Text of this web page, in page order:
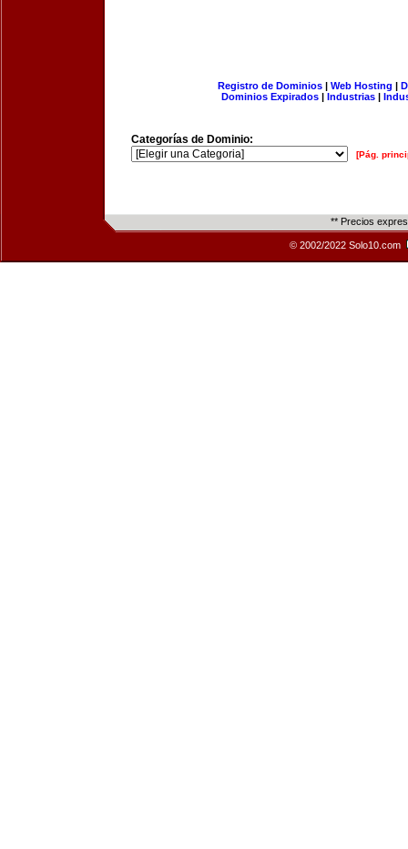
Registro de Dominios| Web Hosting |
Dominios Expirados | Industrias |
Categorías de Dominio:
[Pág.
** Precios
© 2002/2022 Solo10.com